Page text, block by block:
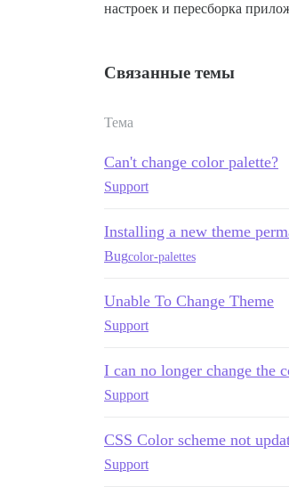
настроек и пересборка
Связанные темы
Тема
Can't change color palette?
Support
Installing a new theme
Bugcolor-palettes
Unable To Change Theme
Support
I can no longer change the
Support
CSS Color scheme not
Support